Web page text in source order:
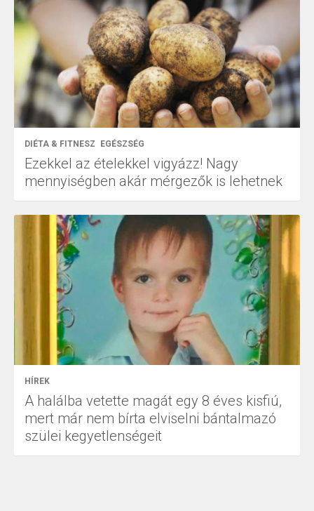
DIÉTA & FITNESZ EGÉSZSÉG
Ezekkel az ételekkel vigyázz! Nagy
mennyiségben akár mérgezők is lehetnek
HÍREK
A halálba vetette magát egy 8 éves kisfiú,
mert már nem bírta elviselni bántalmazó
szülei kegyetlenségeit